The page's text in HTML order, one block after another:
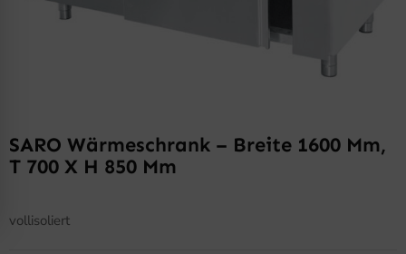
SARO Wärmeschrank – Breite 1600 Mm,
T 700 X H 850 Mm
vollisoliert